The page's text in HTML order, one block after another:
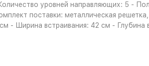
уровней направляющих: 5 -
поставки: металлическая
Ширина встраивания: 42 см - Глубина